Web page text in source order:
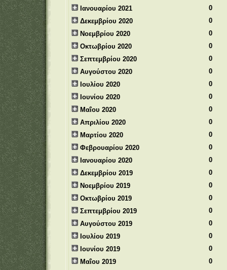
Ιανουαρίου 2021
0
Δεκεμβρίου 2020
0
Νοεμβρίου 2020
0
Οκτωβρίου 2020
0
Σεπτεμβρίου 2020
0
Αυγούστου 2020
0
Ιουλίου 2020
0
Ιουνίου 2020
0
Μαΐου 2020
0
Απριλίου 2020
0
Μαρτίου 2020
0
Φεβρουαρίου 2020
0
Ιανουαρίου 2020
0
Δεκεμβρίου 2019
0
Νοεμβρίου 2019
0
Οκτωβρίου 2019
0
Σεπτεμβρίου 2019
0
Αυγούστου 2019
0
Ιουλίου 2019
0
Ιουνίου 2019
0
Μαΐου 2019
0